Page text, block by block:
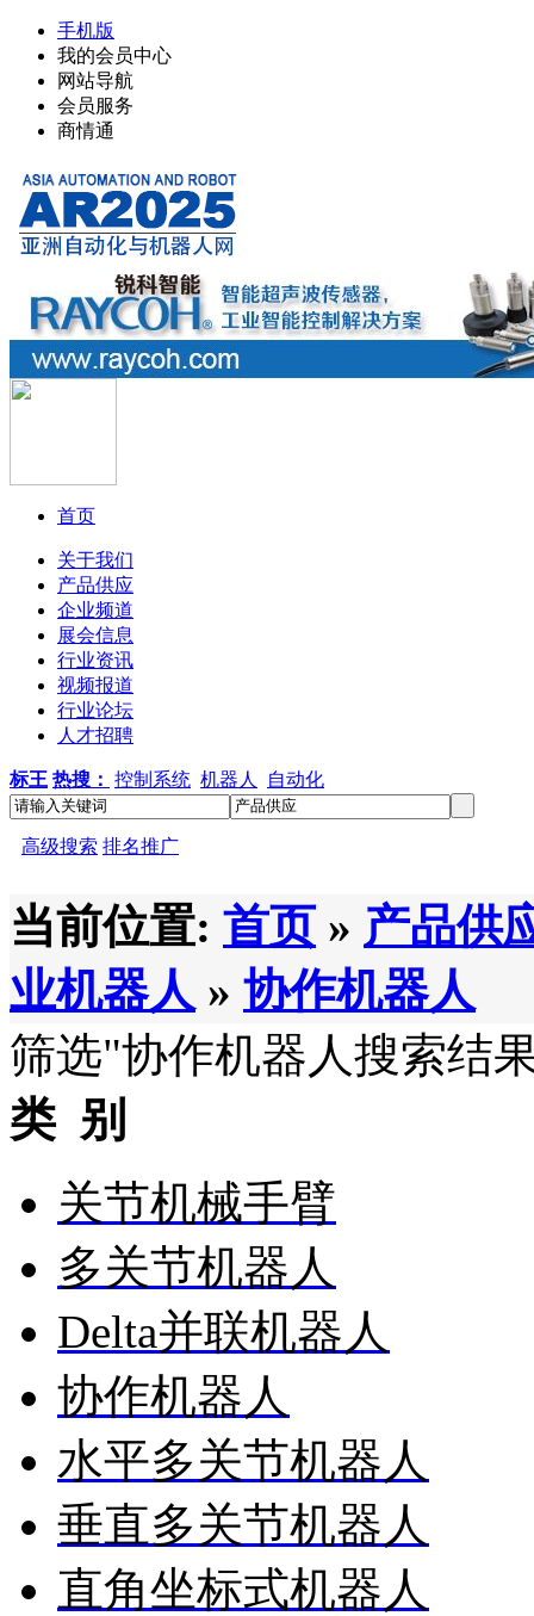
手机版
我的会员中心
网站导航
会员服务
商情通
首页
关于我们
产品供应
企业频道
展会信息
行业资讯
视频报道
行业论坛
人才招聘
标王 热搜： 控制系统 机器人 自动化
高级搜索 排名推广
当前位置: 首页 » 产品供
业机器人 » 协作机器人
筛选"协作机器人搜索结
类 别
关节机械手臂
多关节机器人
Delta并联机器人
协作机器人
水平多关节机器人
垂直多关节机器人
直角坐标式机器人